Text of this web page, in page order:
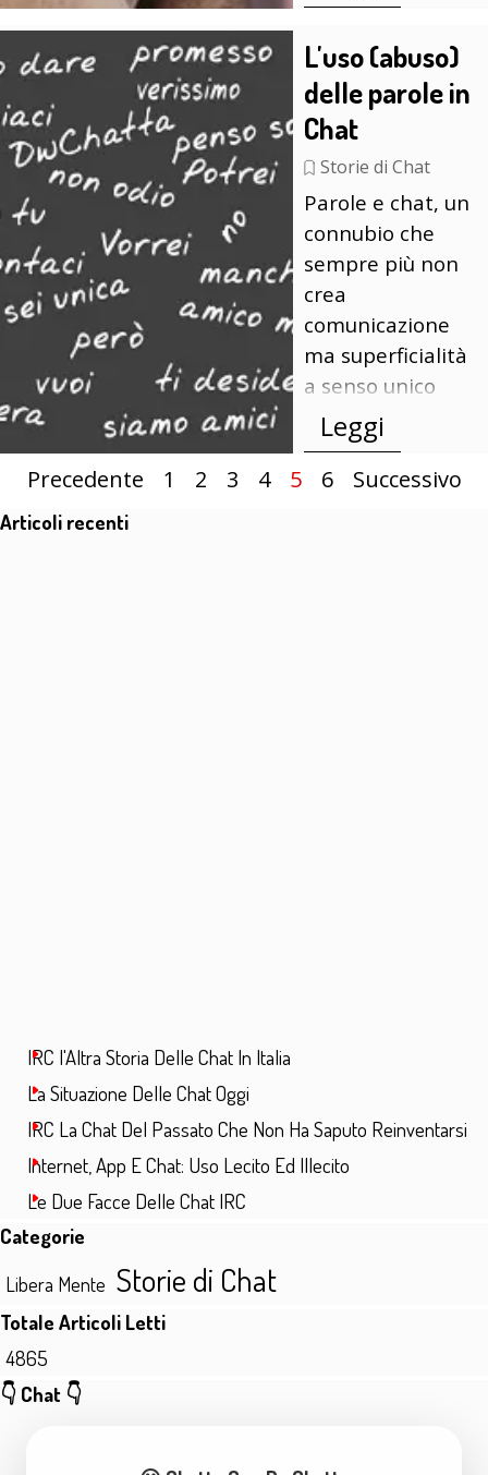
L'uso (abuso)
delle parole in
Chat
Storie di Chat
Parole e chat, un
connubio che
sempre più non
crea
comunicazione
ma superficialità
a senso unico
Leggi
Precedente Vai a pagina:
1 Vai a pagina:
2 Vai a pagina:
3 Vai a pagina:
4 Pagina corrente:
5 Vai a pagina:
6
Successivo
Salta blocco Articoli recenti
Articoli recenti
IRC l'Altra Storia Delle Chat In Italia
La Situazione Delle Chat Oggi
IRC La Chat Del Passato Che Non Ha Saputo Reinventarsi
Internet, App E Chat: Uso Lecito Ed Illecito
Le Due Facce Delle Chat IRC
Salta blocco Categorie
Categorie
Libera Mente Storie di Chat
Salta blocco Totale Articoli Letti
Totale Articoli Letti
4865
Salta blocco 👇 Chat 👇
👇 Chat 👇